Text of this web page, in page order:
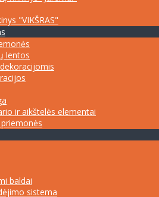
"VIKŠRAS"
lentos
ir aikštelės elementai
baldai
sistema